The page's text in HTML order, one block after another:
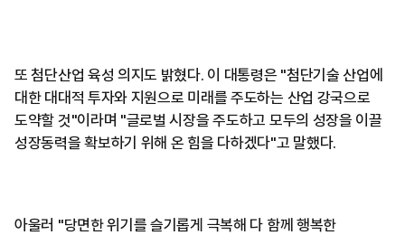
또 첨단산업 육성 의지도 밝혔다. 이 대통령은 "첨단기술 산업에
대한 대대적 투자와 지원으로 미래를 주도하는 산업 강국으로
도약할 것"이라며 "글로벌 시장을 주도하고 모두의 성장을 이끌
성장동력을 확보하기 위해 온 힘을 다하겠다"고 말했다.
아울러 "당면한 위기를 슬기롭게 극복해 다 함께 행복한